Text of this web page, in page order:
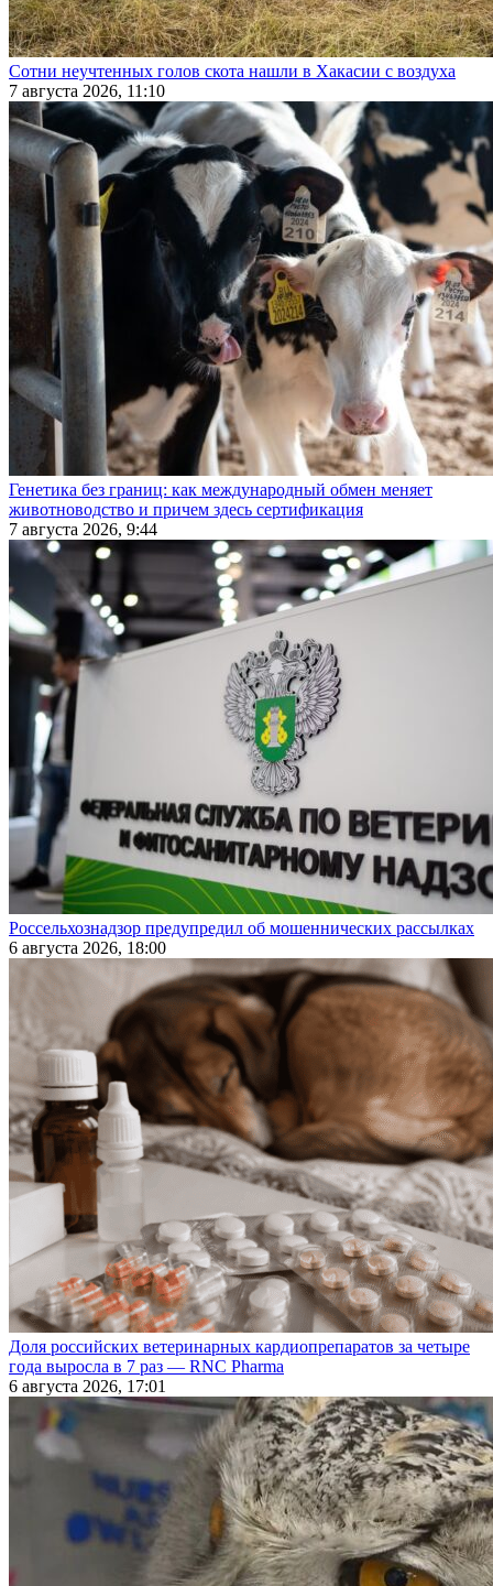
Сотни неучтенных голов скота нашли в Хакасии с воздуха
7 августа 2026, 11:10
Генетика без границ: как международный обмен меняет
животноводство и причем здесь сертификация
7 августа 2026, 9:44
Россельхознадзор предупредил об мошеннических рассылках
6 августа 2026, 18:00
Доля российских ветеринарных кардиопрепаратов за четыре
года выросла в 7 раз — RNC Pharma
6 августа 2026, 17:01